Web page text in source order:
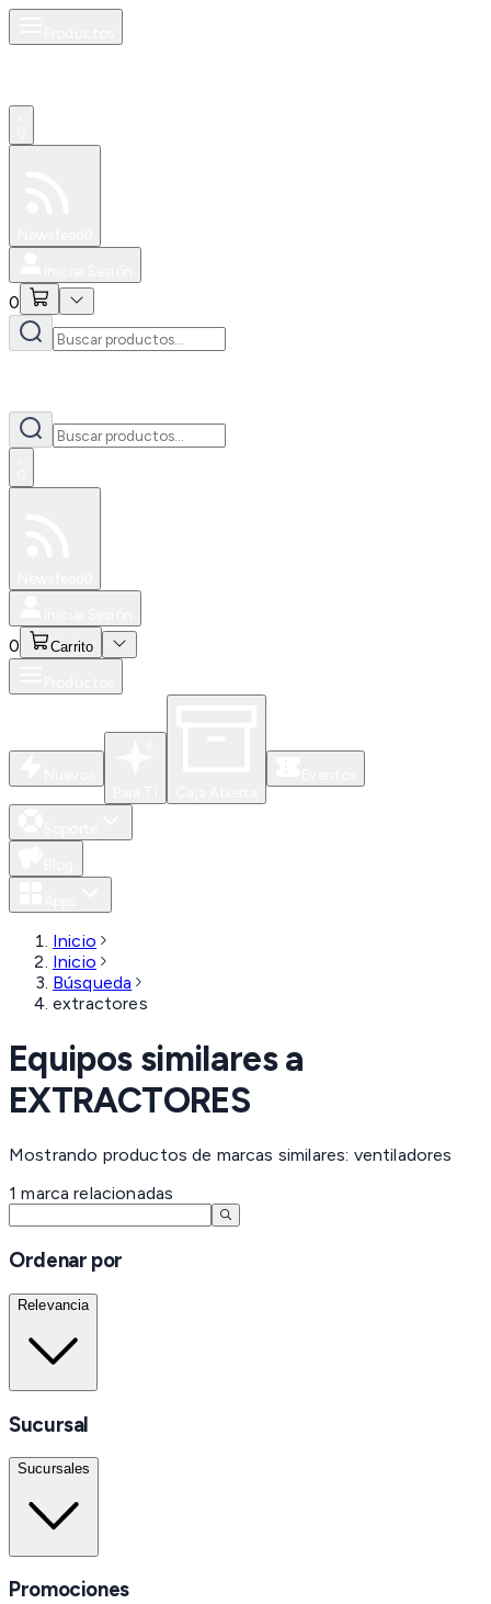
0
0 Carrito
Inicio
Inicio
Búsqueda
extractores
Equipos similares a
EXTRACTORES
Mostrando productos de marcas similares: ventiladores
1 marca relacionadas
Ordenar por
Relevancia
Sucursal
Sucursales
Promociones